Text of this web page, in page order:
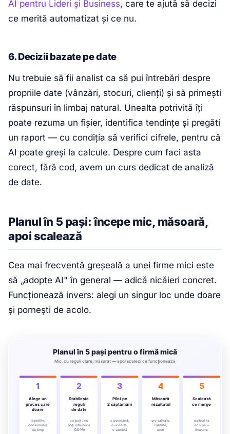
AI pentru Lideri și Business, care te ajută să decizi
ce merită automatizat și ce nu.
6. Decizii bazate pe date
Nu trebuie să fii analist ca să pui întrebări despre
propriile date (vânzări, stocuri, clienți) și să primești
răspunsuri în limbaj natural. Unealta potrivită îți
poate rezuma un fișier, identifica tendințe și pregăti
un raport — cu condiția să verifici cifrele, pentru că
AI poate greși la calcule. Despre cum faci asta
corect, fără cod, avem un curs dedicat de analiză
de date.
Planul în 5 pași: începe mic, măsoară,
apoi scalează
Cea mai frecventă greșeală a unei firme mici este
să „adopte AI" în general — adică nicăieri concret.
Funcționează invers: alegi un singur loc unde doare
și pornești de acolo.